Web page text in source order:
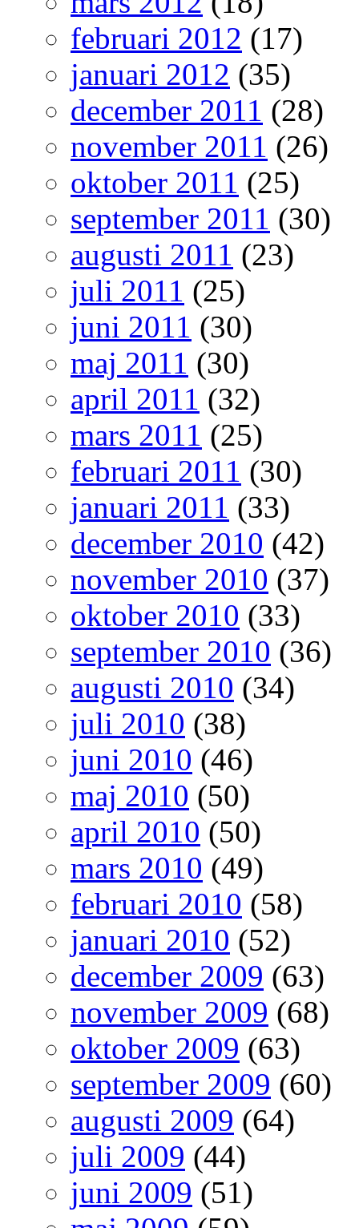
februari 2012 (17)
januari 2012 (35)
december 2011 (28)
november 2011 (26)
oktober 2011 (25)
september 2011 (30)
augusti 2011 (23)
juli 2011 (25)
juni 2011 (30)
maj 2011 (30)
april 2011 (32)
mars 2011 (25)
februari 2011 (30)
januari 2011 (33)
december 2010 (42)
november 2010 (37)
oktober 2010 (33)
september 2010 (36)
augusti 2010 (34)
juli 2010 (38)
juni 2010 (46)
maj 2010 (50)
april 2010 (50)
mars 2010 (49)
februari 2010 (58)
januari 2010 (52)
december 2009 (63)
november 2009 (68)
oktober 2009 (63)
september 2009 (60)
augusti 2009 (64)
juli 2009 (44)
juni 2009 (51)